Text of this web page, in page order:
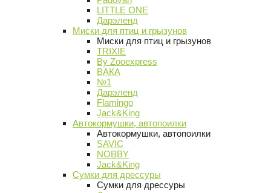
LITTLE ONE
Дарэленд
Миски для птиц и грызунов
Миски для птиц и грызунов
TRIXIE
By Zooexpress
ВАКА
№1
Дарэленд
Flamingo
Jack&King
Автокормушки, автопоилки
Автокормушки, автопоилки
SAVIC
NOBBY
Jack&King
Сумки для дрессуры
Сумки для дрессуры